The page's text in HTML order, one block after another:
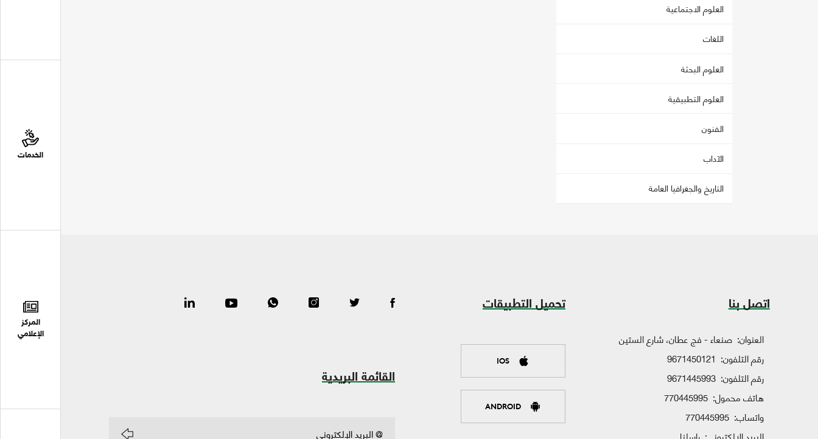
الخدمات
المركز
الإعلامي
العلوم الاجتماعية
اللغات
العلوم البحثة
العلوم التطبيقية
الفنون
الآداب
التاريخ والجغرافيا العامة
اتصل بنا
العنوان: صنعاء - فج عطان، شارع الستين
رقم التلفون: 9671450121
رقم التلفون: 9671445993
هاتف محمول: 770445995
واتساب: 770445995
تحميل التطبيقات
IOS
ANDROID
القائمة البريدية